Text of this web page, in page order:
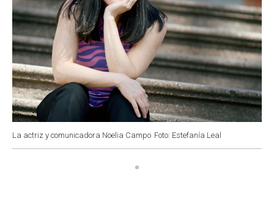
La actriz y comunicadora Noelia Campo Foto: Estefanía Leal